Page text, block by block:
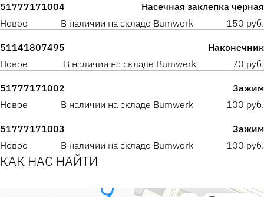
51777171004
Насечная заклепка черная
Новое
В наличии на складе Bumwerk 150 руб.
51141807495
Наконечник
Новое
В наличии на складе Bumwerk 70 руб.
51777171002
Зажим
Новое
В наличии на складе Bumwerk 100 руб.
51777171003
Зажим
Новое
В наличии на складе Bumwerk 100 руб.
КАК НАС НАЙТИ